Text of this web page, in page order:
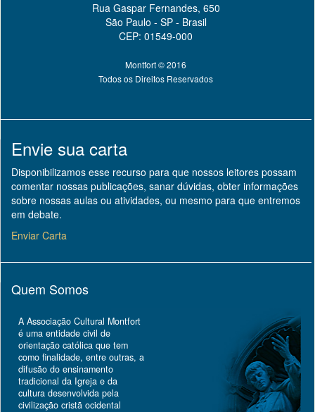
Rua Gaspar Fernandes, 650
São Paulo - SP - Brasil
CEP: 01549-000
Montfort © 2016
Todos os Direitos Reservados
Envie sua carta
Disponibilizamos esse recurso para que nossos leitores possam
comentar nossas publicações, sanar dúvidas, obter informações
sobre nossas aulas ou atividades, ou mesmo para que entremos
em debate.
Enviar Carta
Quem Somos
A Associação Cultural Montfort
é uma entidade civil de
orientação católica que tem
como finalidade, entre outras, a
difusão do ensinamento
tradicional da Igreja e da
cultura desenvolvida pela
civilização cristã ocidental